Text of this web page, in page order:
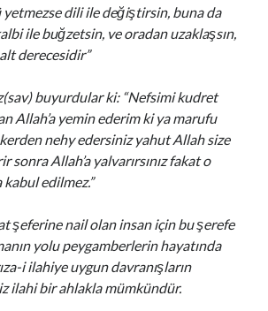
dili ile değiştirsin, buna da
ile buğzetsin, ve oradan uzaklaşsın,
derecesidir”
buyurdular ki: “Nefsimi kudret
Allah’a yemin ederim ki ya marufu
nehy edersiniz yahut Allah size
sonra Allah’a yalvarırsınız fakat o
kabul edilmez.”
şeferine nail olan insan için bu şerefe
yolu peygamberlerin hayatında
i ilahiye uygun davranışların
ilahi bir ahlakla mümkündür.